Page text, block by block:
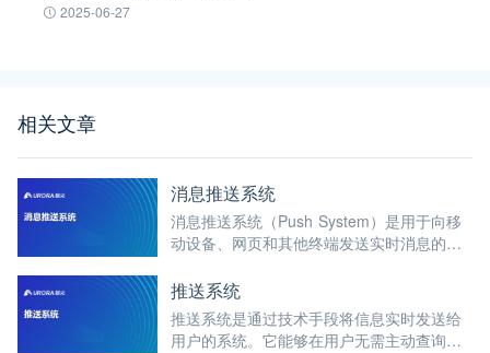
2025-06-27
相关文章
消息推送系统
消息推送系统（Push System）是用于向移
动设备、网页和其他终端发送实时消息的解
平台）将重要信息或更新即时推送给接收方
（用户或设备），确保信息的时效性和用户
的及时响应。
推送系统
推送系统是通过技术手段将信息实时发送给
用户的系统。它能够在用户无需主动查询的